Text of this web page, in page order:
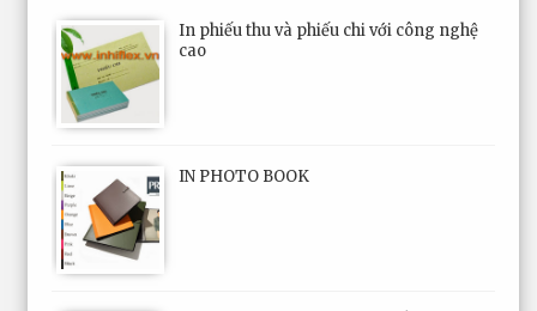
In phiếu thu và phiếu chi với công nghệ
cao
IN PHOTO BOOK